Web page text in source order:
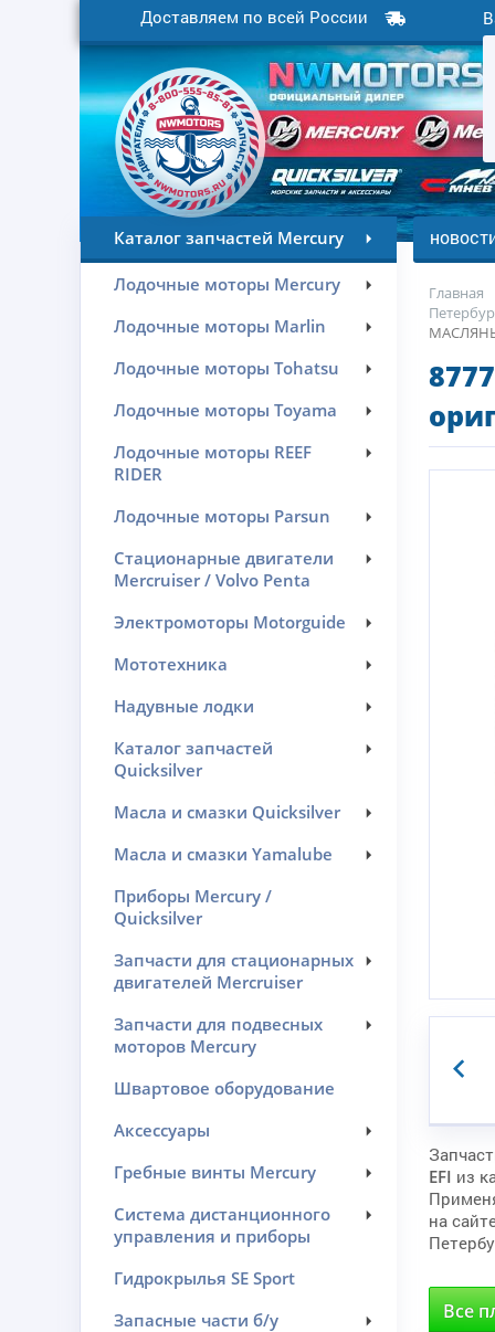
Доставляем по всей России
Каталог запчастей Mercury
Лодочные моторы Mercury
Лодочные моторы Marlin
Лодочные моторы Tohatsu
Лодочные моторы Toyama
Лодочные моторы REEF
RIDER
Лодочные моторы Parsun
Стационарные двигатели
Mercruiser / Volvo Penta
Электромоторы Motorguide
Мототехника
Надувные лодки
Каталог запчастей
Quicksilver
Масла и смазки Quicksilver
Масла и смазки Yamalube
Приборы Mercury /
Quicksilver
Запчасти для стационарных
двигателей Mercruiser
Запчасти для подвесных
моторов Mercury
Швартовое оборудование
Аксессуары
Гребные винты Mercury
Система дистанционного
управления и приборы
Гидрокрылья SE Sport
Запасные части б/у
Главная
EFI из
на
Все